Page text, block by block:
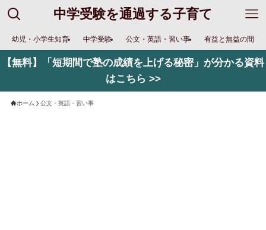
中学受験を通過する子育て
幼児・小学生知育 中学受験 公文・英語・習い事 有益と無益の間
【無料】「短期間で塾の成績を上げる秘密」が分かる資料
はこちら >>
ホーム 公文・英語・習い事